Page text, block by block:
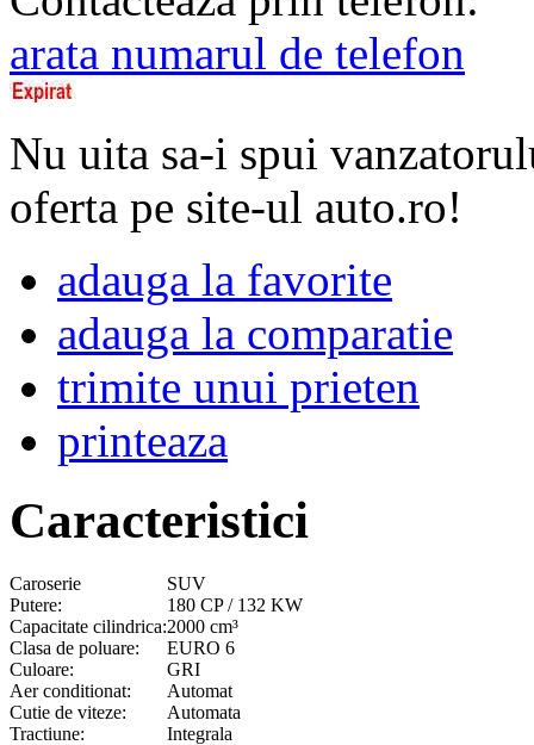
arata numarul de telefon
Nu uita sa-i spui
oferta pe site-ul auto.ro!
adauga la favorite
adauga la comparatie
trimite unui prieten
printeaza
Caracteristici
Caroserie
SUV
Putere:
180 CP / 132 KW
Capacitate cilindrica:2000 cm³
Clasa de poluare:
EURO 6
Culoare:
GRI
Aer conditionat:
Automat
Cutie de viteze:
Automata
Tractiune:
Integrala